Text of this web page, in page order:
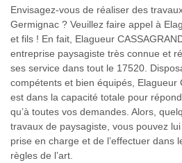
Envisagez-vous de réaliser des
Germignac ? Veuillez faire appel à
et fils ! En fait, Elagueur
entreprise paysagiste très connue et
ses service dans tout le 17520.
compétents et bien équipés, Elagueur
est dans la capacité totale pour
qu’à toutes vos demandes. Alors,
travaux de paysagiste, vous pouvez
prise en charge et de l’effectuer dans
règles de l’art.